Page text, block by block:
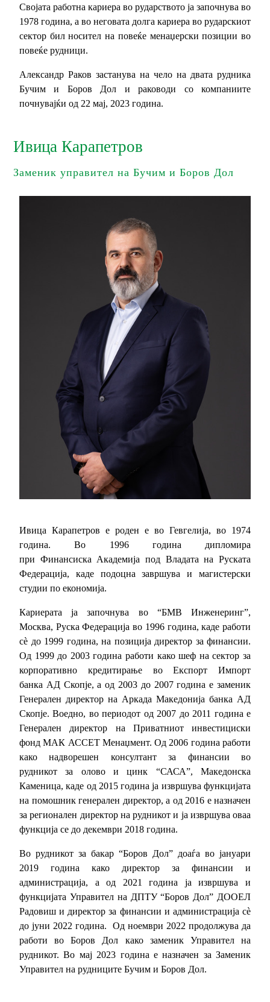
Својата работна кариера во рударството ја започнува во
1978 година, а во неговата долга кариера во рударскиот
сектор бил носител на повеќе менаџерски позиции во
повеќе рудници.
Александр Раков застанува на чело на двата рудника
Бучим и Боров Дол и раководи со компаниите
почнувајќи од 22 мај, 2023 година.
Ивица Карапетров
Заменик управител на Бучим и Боров Дол
Ивица Карапетров е роден е во Гевгелија, во 1974
година. Во 1996 година дипломира
при Финансиска Академија под Владата на Руската
Федерација, каде подоцна завршува и магистерски
студии по економија.
Кариерата ја започнува во “БМВ Инженеринг”,
Москва, Руска Федерација во 1996 година, каде работи
сѐ до 1999 година, на позиција директор за финансии.
Од 1999 до 2003 година работи како шеф на сектор за
корпоративно кредитирање во Експорт Импорт
банка АД Скопје, а од 2003 до 2007 година е заменик
Генерален директор на Аркада Македонија банка АД
Скопје. Воедно, во периодот од 2007 до 2011 година е
Генерален директор на Приватниот инвестициски
фонд МАК АССЕТ Менаџмент. Од 2006 година работи
како надворешен консултант за финансии во
рудникот за оловo и цинк “САСА”, Македонска
Каменица, каде од 2015 година ја извршува функцијата
на помошник генерален директор, а од 2016 е назначен
за регионален директор на рудникот и ја извршува оваа
функција се до декември 2018 година.
Во рудникот за бакар “Боров Дол” доаѓа во јануари
2019 година како директор за финансии и
администрација, a од 2021 година ја извршува и
функцијата Управител на ДПТУ “Боров Дол” ДООЕЛ
Радовиш и директор за финансии и администрација сѐ
до јуни 2022 година. Од ноември 2022 продолжува да
работи во Боров Дол како заменик Управител на
рудникот. Во мај 2023 година е назначен за Заменик
Управител на рудниците Бучим и Боров Дол.